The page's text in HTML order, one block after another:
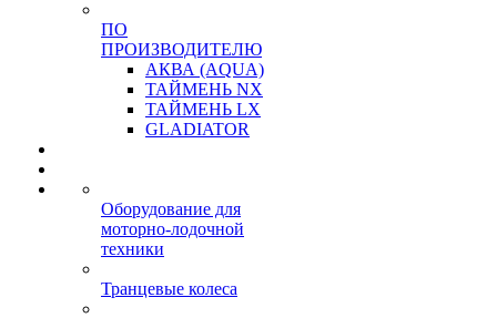
ПО
ПРОИЗВОДИТЕЛЮ
АКВА (AQUA)
ТАЙМЕНЬ NX
ТАЙМЕНЬ LX
GLADIATOR
Оборудование для
моторно-лодочной
техники
Транцевые колеса